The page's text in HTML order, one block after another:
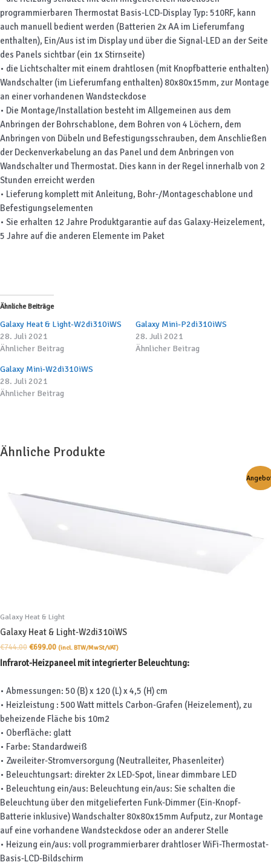
programmierbaren Thermostat Basis-LCD-Display Typ: 510RF, kann
auch manuell bedient werden (Batterien 2x AA im Lieferumfang
enthalten), Ein/Aus ist im Display und über die Signal-LED an der Seite
des Panels sichtbar (ein 1x Stirnseite)
• die Lichtschalter mit einem drahtlosen (mit Knopfbatterie enthalten)
Wandschalter (im Lieferumfang enthalten) 80x80x15mm, zur Montage
an einer vorhandenen Wandsteckdose
• Die Montage/Installation besteht im Allgemeinen aus dem
Anbringen der Bohrschablone, dem Bohren von 4 Löchern, dem
Anbringen von Dübeln und Befestigungsschrauben, dem Anschließen
der Deckenverkabelung an das Panel und dem Anbringen von
Wandschalter und Thermostat. Dies kann in der Regel innerhalb von 2
Stunden erreicht werden
• Lieferung komplett mit Anleitung, Bohr-/Montageschablone und
Befestigungselementen
• Sie erhalten 12 Jahre Produktgarantie auf das Galaxy-Heizelement,
5 Jahre auf die anderen Elemente im Paket
Ähnliche Beiträge
Galaxy Heat & Light-W2di310iWS
28. Juli 2021
Ähnlicher Beitrag
Galaxy Mini-P2di310iWS
28. Juli 2021
Ähnlicher Beitrag
Galaxy Mini-W2di310iWS
28. Juli 2021
Ähnlicher Beitrag
Ähnliche Produkte
Galaxy Heat & Light
Galaxy Heat & Light-W2di310iWS
€744.00Ursprünglicher
Preis
war:
€699.00Aktueller
ist:
(incl. BTW/MwSt/VAT)
Infrarot-Heizpaneel mit integrierter Beleuchtung:
• Abmessungen: 50 (B) x 120 (L) x 4,5 (H) cm
• Heizleistung : 500 Watt mittels Carbon-Grafen (Heizelement), zu
beheizende Fläche bis 10m2
• Oberfläche: glatt
• Farbe: Standardweiß
• Zweileiter-Stromversorgung (Neutralleiter, Phasenleiter)
• Beleuchtungsart: direkter 2x LED-Spot, linear dimmbare LED
• Beleuchtung ein/aus: Beleuchtung ein/aus: Sie schalten die
Beleuchtung über den mitgelieferten Funk-Dimmer (Ein-Knopf-
Batterie inklusive) Wandschalter 80x80x15mm Aufputz, zur Montage
auf eine vorhandene Wandsteckdose oder an anderer Stelle
• Heizung ein/aus: voll programmierbarer drahtloser WiFi-Thermostat-
Basis-LCD-Bildschirm